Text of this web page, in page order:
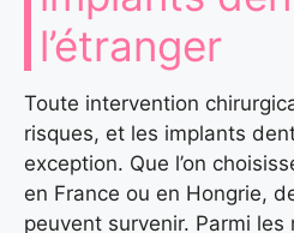
l’étranger
Toute intervention
risques, et les implants
exception. Que l’on
en France ou en Hongrie,
peuvent survenir. Parmi les